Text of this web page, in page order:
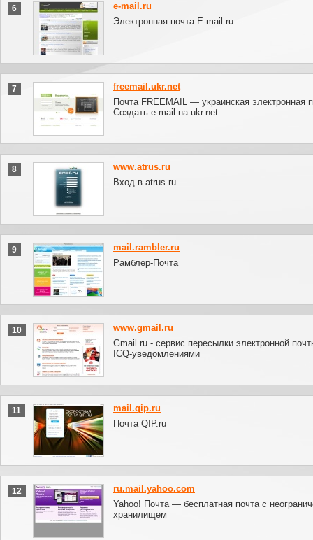
6
e-mail.ru
Электронная почта E-mail.ru
7
freemail.ukr.net
Почта FREEMAIL — украинская электронная
Создать e-mail на ukr.net
8
www.atrus.ru
Вход в atrus.ru
9
mail.rambler.ru
Рамблер-Почта
10
www.gmail.ru
Gmail.ru - сервис пересылки электронной
ICQ-уведомлениями
11
mail.qip.ru
Почта QIP.ru
12
ru.mail.yahoo.com
Yahoo! Почта — бесплатная почта с
хранилищем